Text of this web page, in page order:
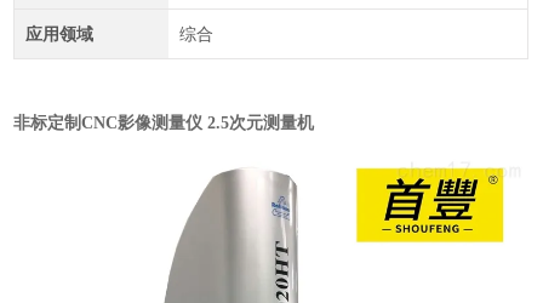
应用领域 综合
非标定制CNC影像测量仪 2.5次元测量机